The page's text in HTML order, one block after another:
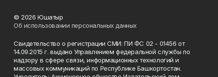
© 2026 Юшатыр
Об использовании персональных данных
Свидетельство о регистрации СМИ: ПИ ФС 02 - 01456 от
14.09.2015 г. выдано Управлением федеральной службы по
надзору в сфере связи, информационных технологий и
массовых коммуникаций по Республике Башкортостан.